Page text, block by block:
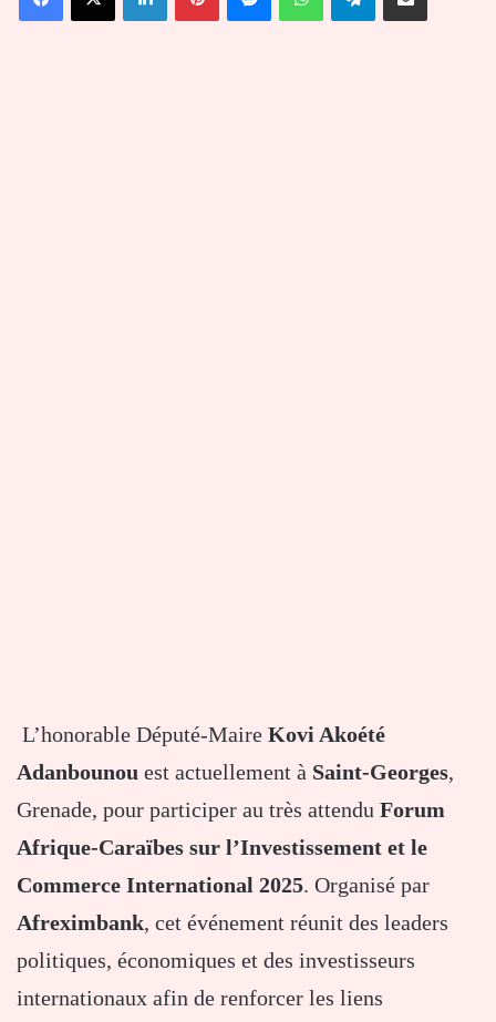
L’honorable Député-Maire Kovi Akoété
Adanbounou est actuellement à Saint-Georges,
Grenade, pour participer au très attendu Forum
Afrique-Caraïbes sur l’Investissement et le
Commerce International 2025. Organisé par
Afreximbank, cet événement réunit des leaders
politiques, économiques et des investisseurs
internationaux afin de renforcer les liens